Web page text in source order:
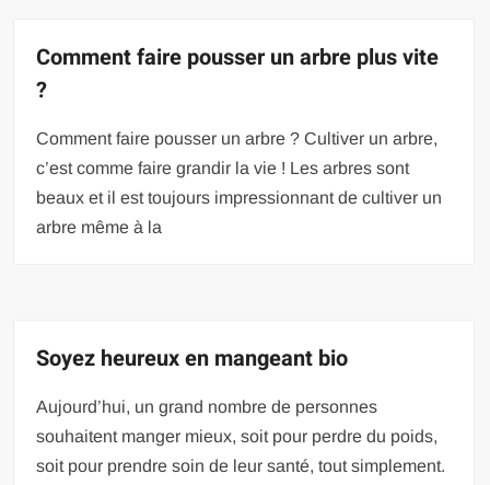
Comment faire pousser un arbre plus vite
?
Comment faire pousser un arbre ? Cultiver un arbre,
c’est comme faire grandir la vie ! Les arbres sont
beaux et il est toujours impressionnant de cultiver un
arbre même à la
Soyez heureux en mangeant bio
Aujourd’hui, un grand nombre de personnes
souhaitent manger mieux, soit pour perdre du poids,
soit pour prendre soin de leur santé, tout simplement.